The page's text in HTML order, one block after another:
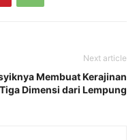
Next article
Membuat Kerajinan
Tiga Dimensi dari Lempung